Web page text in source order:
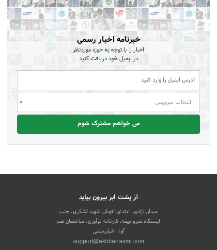
خبرنامه اخبار رسمی
اخبار را با توجه به حوزه موردنظر
در ایمیل خود دریافت کنید
انتخاب سرویس
می خواهم مشترک شوم
از پشت ابر بیرون بیاید
میدان آزادی، ابتدای اتوبان شهید لشکری، جنب
ایستگاه مترو بیمه، کارخانه نوآوری، ساختمان هم
آوا، اخباررسمی
support@akhbarrasmi.com